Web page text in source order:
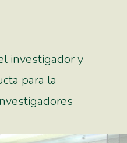
investigador y
para la